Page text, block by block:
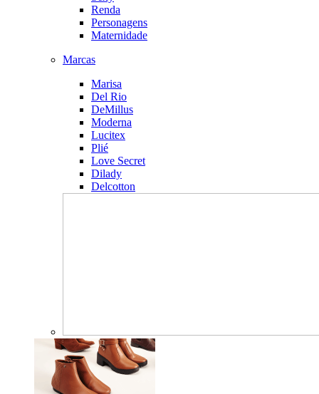
Renda
Personagens
Maternidade
Marcas
Marisa
Del Rio
DeMillus
Moderna
Lucitex
Plié
Love Secret
Dilady
Delcotton